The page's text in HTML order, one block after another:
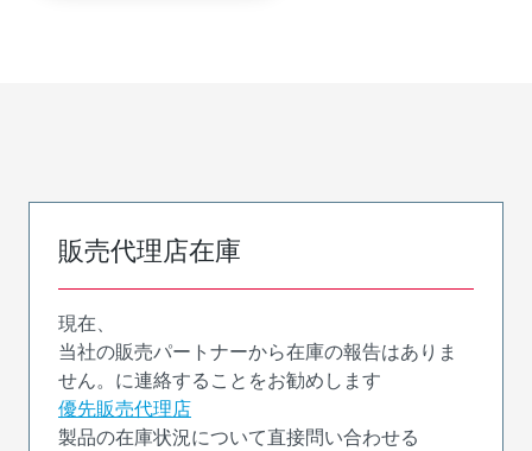
販売代理店在庫
現在、
当社の販売パートナーから在庫の報告はありま
せん。に連絡することをお勧めします
優先販売代理店
製品の在庫状況について直接問い合わせる